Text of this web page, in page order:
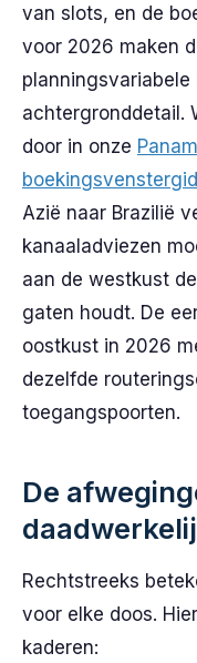
van slots, en de
voor 2026 maken
achtergronddetail.
door in onze
Azië naar Brazilië
kanaaladviezen
aan de westkust
gaten houdt. De
oostkust in 2026
dezelfde
toegangspoorten.
De
Rechtstreeks
voor elke doos.
kaderen: